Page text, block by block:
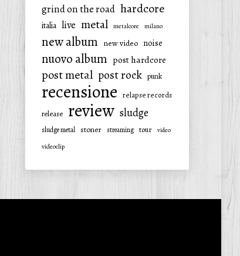
grind on the road hardcore
italia live metal metalcore milano
new album new video noise
nuovo album post hardcore
post metal post rock punk
recensione relapse records
release
review sludge
sludge metal stoner streaming tour
video
videoclip